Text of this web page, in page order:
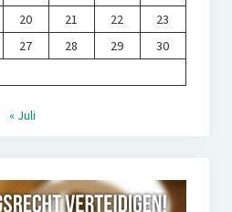
20 21 22
23
27 28 29
30
« Juli